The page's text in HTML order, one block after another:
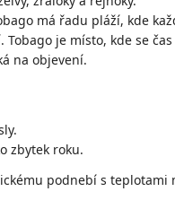
má řadu pláží, kde
je místo, kde se
na objevení.
zbytek roku.
podnebí s